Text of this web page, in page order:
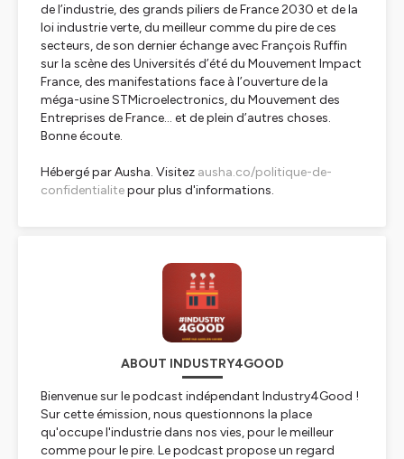
de l’industrie, des grands piliers de France 2030 et de la
loi industrie verte, du meilleur comme du pire de ces
secteurs, de son dernier échange avec François Ruffin
sur la scène des Universités d’été du Mouvement Impact
France, des manifestations face à l’ouverture de la
méga-usine STMicroelectronics, du Mouvement des
Entreprises de France… et de plein d’autres choses.
Bonne écoute.
Hébergé par Ausha. Visitez ausha.co/politique-de-
confidentialitepour plus d'informations.
ABOUT INDUSTRY4GOOD
Bienvenue sur le podcast indépendant Industry4Good !
Sur cette émission, nous questionnons la place
qu'occupe l'industrie dans nos vies, pour le meilleur
comme pour le pire. Le podcast propose un regard